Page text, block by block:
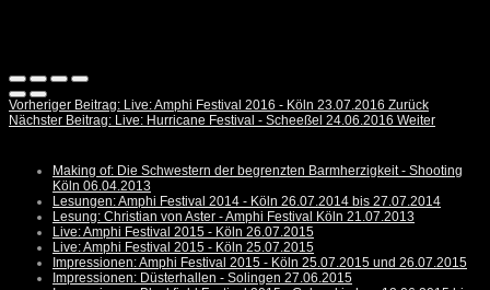
Vorheriger Beitrag: Live: Amphi Festival 2016 - Köln 23.07.2016 Zurück
Nächster Beitrag: Live: Hurricane Festival - Scheeßel 24.06.2016 Weiter
Making of: Die Schwestern der begrenzten Barmherzigkeit - Shooting
Köln 06.04.2013
Lesungen: Amphi Festival 2014 - Köln 26.07.2014 bis 27.07.2014
Lesung: Christian von Aster - Amphi Festival Köln 21.07.2013
Live: Amphi Festival 2015 - Köln 26.07.2015
Live: Amphi Festival 2015 - Köln 25.07.2015
Impressionen: Amphi Festival 2015 - Köln 25.07.2015 und 26.07.2015
Impressionen: Düsterhallen - Solingen 27.06.2015